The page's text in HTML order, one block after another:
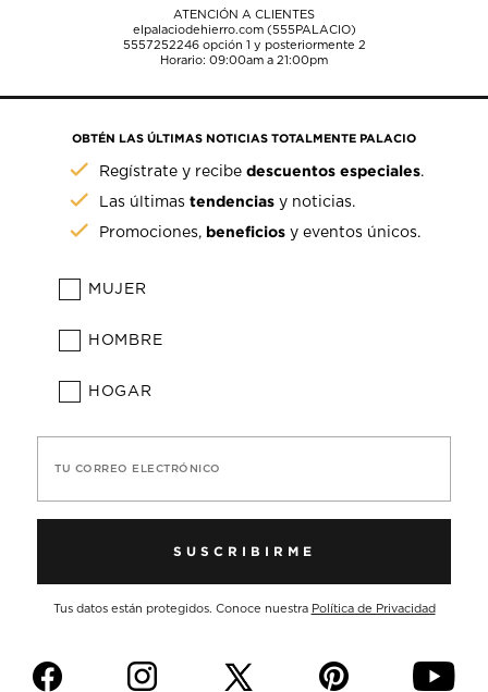
ATENCIÓN A CLIENTES
elpalaciodehierro.com (555PALACIO)
5557252246opción 1 y posteriormente 2
Horario: 09:00am a 21:00pm
OBTÉN LAS ÚLTIMAS NOTICIAS TOTALMENTE PALACIO
Regístrate y recibedescuentos especiales.
Las últimastendencias y noticias.
Promociones, beneficios y eventos únicos.
MUJER
HOMBRE
HOGAR
TU CORREO ELECTRÓNICO
SUSCRIBIRME
Tus datos están protegidos. Conoce nuestra Política de Privacidad
f i p y